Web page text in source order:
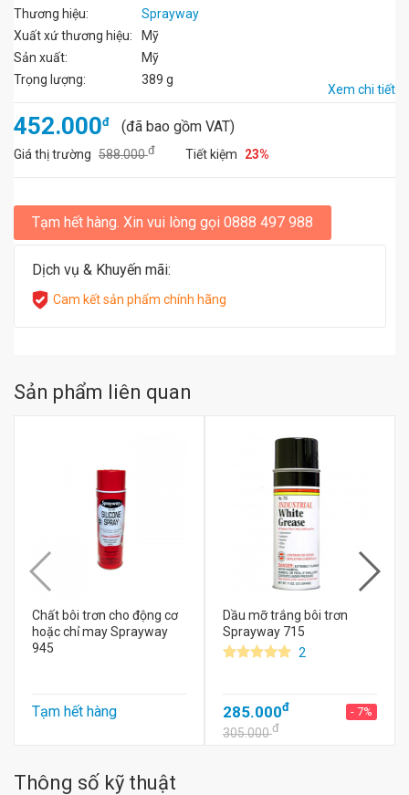
Thương hiệu:
Sprayway
Xuất xứ thương hiệu:
Mỹ
Sản xuất:
Mỹ
Trọng lượng:
389 g
Xem chi tiết
452.000đ (đã bao gồm VAT)
Giá thị trường 588.000đ Tiết kiệm 23%
Tạm hết hàng. Xin vui lòng gọi 0888 497 988
Dịch vụ & Khuyến mãi:
Cam kết sản phẩm chính hãng
Sản phẩm liên quan
Chất bôi trơn cho động cơ
hoặc chỉ may Sprayway
945
Tạm hết hàng
Dầu mỡ trắng bôi trơn
Sprayway 715
2
285.000đ - 7%
305.000đ
Thông số kỹ thuật